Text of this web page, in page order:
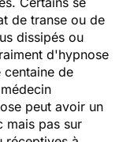
de transe ou de
dissipés ou
d'hypnose
de
peut avoir un
mais pas sur